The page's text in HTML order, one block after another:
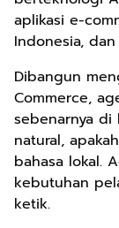
aplikasi e-
Indonesia,
Dibangun
Commerce,
sebenarnya di
natural,
bahasa lokal.
kebutuhan
ketik.